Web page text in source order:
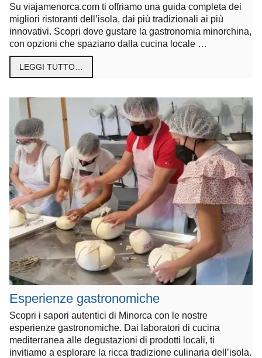
Su viajamenorca.com ti offriamo una guida completa dei
migliori ristoranti dell’isola, dai più tradizionali ai più
innovativi. Scopri dove gustare la gastronomia minorchina,
con opzioni che spaziano dalla cucina locale …
LEGGI TUTTO…
Esperienze gastronomiche
Scopri i sapori autentici di Minorca con le nostre
esperienze gastronomiche. Dai laboratori di cucina
mediterranea alle degustazioni di prodotti locali, ti
invitiamo a esplorare la ricca tradizione culinaria dell’isola.